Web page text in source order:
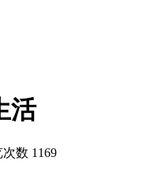
活
数 1169